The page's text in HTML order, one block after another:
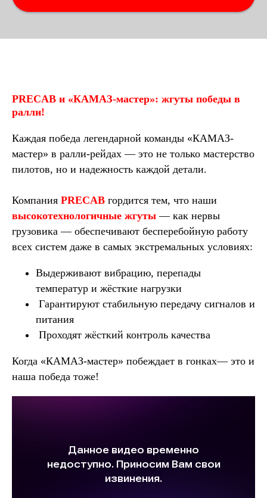
PRECAB и «КАМАЗ-мастер»: жгуты победы в
ралли!
Каждая победа легендарной команды «КАМАЗ-
мастер» в ралли-рейдах — это не только мастерство
пилотов, но и надежность каждой детали.
Компания PRECAB гордится тем, что наши
высокотехнологичные жгуты— как нервы
грузовика — обеспечивают бесперебойную работу
всех систем даже в самых экстремальных условиях:
Выдерживают вибрацию, перепады
температур и жёсткие нагрузки
Гарантируют стабильную передачу сигналов и
питания
Проходят жёсткий контроль качества
Когда «КАМАЗ-мастер» побеждает в гонках— это и
наша победа тоже!